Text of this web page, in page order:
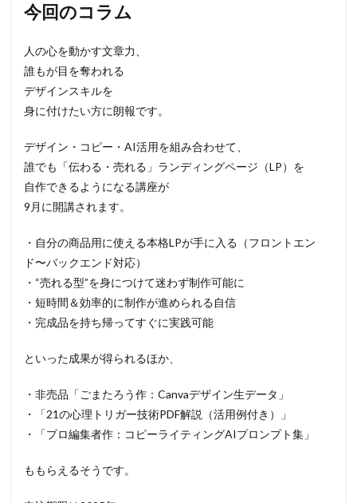
今回のコラム
人の心を動かす文章力、
誰もが目を奪われる
デザインスキルを
身に付けたい方に朗報です。
デザイン・コピー・AI活用を組み合わせて、
誰でも「伝わる・売れる」ランディングページ（LP）を
自作できるようになる講座が
9月に開講されます。
・自分の商品用に使える本格LPが手に入る（フロントエン
ド〜バックエンド対応）
・“売れる型”を身につけて迷わず制作可能に
・短時間＆効率的に制作が進められる自信
・完成品を持ち帰ってすぐに実践可能
といった成果が得られるほか、
・非売品「ごまたろう作：Canvaデザイン生データ」
・「21の心理トリガー技術PDF解説（活用例付き）」
・「プロ編集者作：コピーライティングAIプロンプト集」
ももらえるそうです。